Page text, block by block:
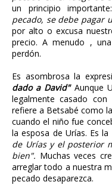
un principio
pecado, se debe pagar
por alto o excusa
precio. A menudo ,
perdón.
Es asombrosa la
dado a David"Aunque
legalmente casado
refiere a Betsabé como
cuando el niño fue
la esposa de Urías. Es
de Urías y el posterior
bien". Muchas veces
arreglar todo a nuestra
pecado desaparezca.